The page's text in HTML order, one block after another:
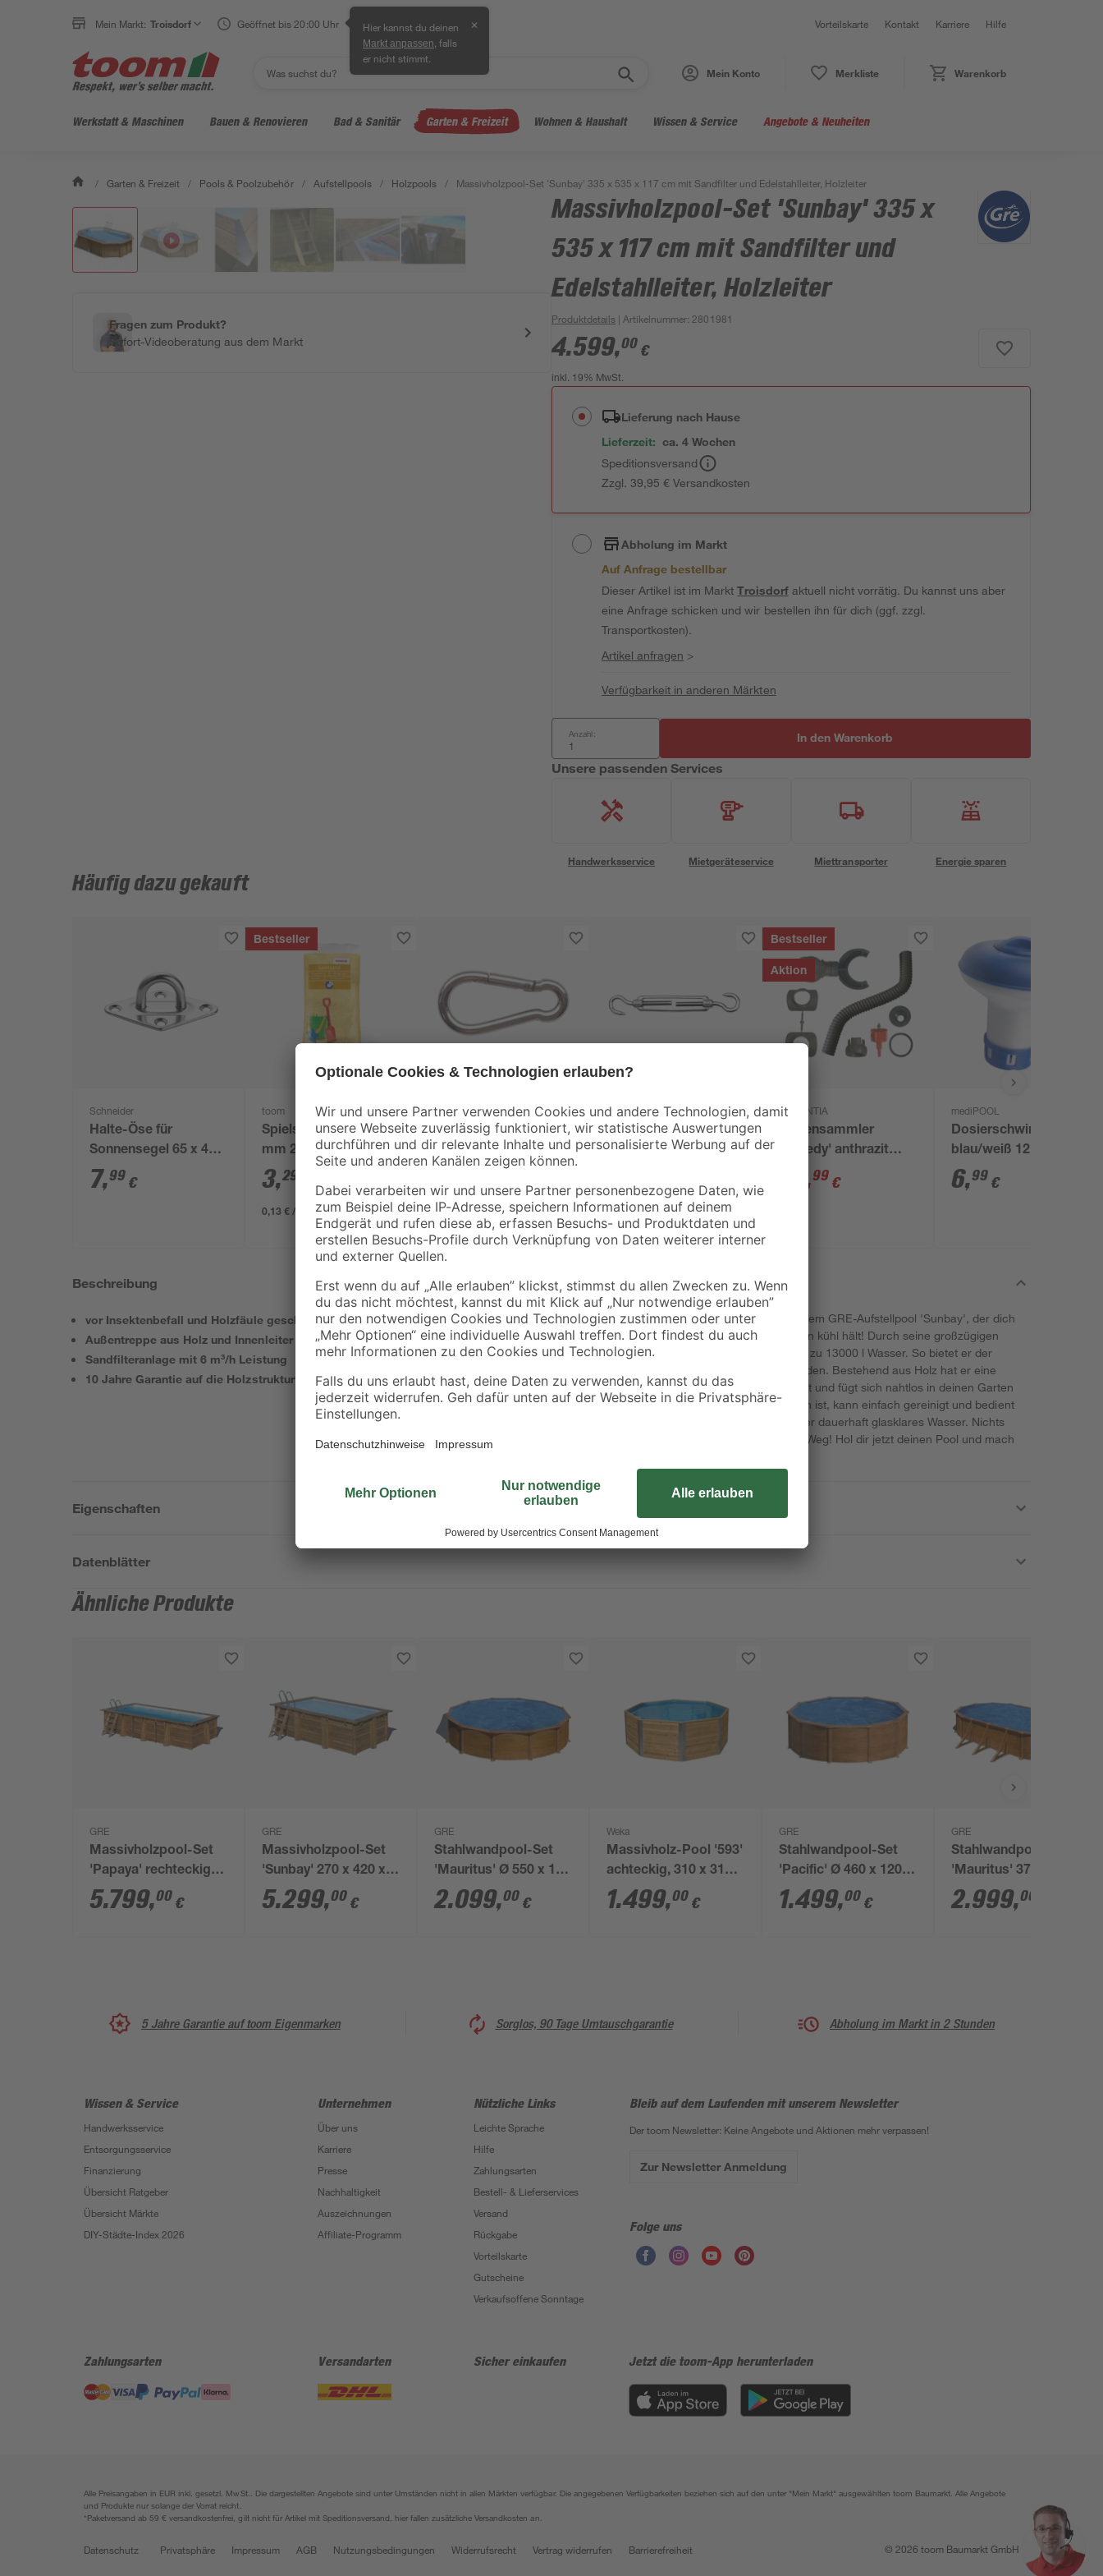
Mein Markt: Troisdorf Geöffnet bis 20:00 Uhr Hier kannst du deinen
Markt anpassen , falls
er nicht stimmt.
✕ Vorteilskarte Kontakt Karriere Hilfe
Mein Konto Merkliste Warenkorb
Werkstatt & Maschinen Bauen & Renovieren Bad & Sanitär Garten & Freizeit Wohnen & Haushalt Wissen & Service Angebote & Neuheiten
/ Garten & Freizeit / Pools & Poolzubehör / Aufstellpools / Holzpools / Massivholzpool-Set 'Sunbay' 335 x 535 x 117 cm mit Sandfilter und Edelstahlleiter, Holzleiter
Fragen zum Produkt?
Sofort-Videoberatung aus dem Markt
Massivholzpool-Set 'Sunbay' 335 x
535 x 117 cm mit Sandfilter und
Edelstahlleiter, Holzleiter
Produktdetails | Artikelnummer: 2801981
4.599,00 €
inkl. 19% MwSt.
Lieferung nach Hause
Lieferzeit: ca. 4 Wochen
Speditionsversand
Zzgl. 39,95 € Versandkosten
Abholung im Markt
Auf Anfrage bestellbar
Dieser Artikel ist im MarktTroisdorfaktuell nicht vorrätig. Du kannst uns aber
eine Anfrage schicken und wir bestellen ihn für dich (ggf. zzgl.
Transportkosten).
Artikel anfragen >
Verfügbarkeit in anderen Märkten
Anzahl: In den Warenkorb
Unsere passenden Services
Handwerksservice Mietgeräteservice Miettransporter Energie sparen
Häufig dazu gekauft
Schneider
Halte-Öse für
Sonnensegel 65 x 40 x
28 mm
7,99 €
Bestseller
toom
Spielsand beige 0-2
mm 25 kg
3,29
0,13 € / Kilogramm
Schneider
Karabinerhaken für
Sonnensegel Ø 6 x 60
mm
6, €
Schneider
Spannanker für
Sonnensegel 150-218
7,
Bestseller
Aktion
GARANTIA
Regensammler
'Speedy' anthrazit
inkl. Zubehör
,99 €
mediPOOL
Dosierschwimmer
blau/weiß 12 x 12 cm,
für 20 g Tabs
6,99 €
Beschreibung
vor Insektenbefall und Holzfäule geschütztes Echtkiefernholz
Außentreppe aus Holz und Innenleiter aus Edelstahl
Sandfilteranlage mit 6 m³/h Leistung
10 Jahre Garantie auf die Holzstruktur
Tauche ein in den erfrischenden Badespaß mit dem GRE-Aufstellpool 'Sunbay', der dich
auch an heißen Sommertagen im eigenen Garten kühl hält! Durch seine großzügigen
Maße von 535 x 335 x 117 cm fasst der Pool bis zu 13000 l Wasser. So bietet er der
ganzen Familie viel Platz für entspannende Stunden. Bestehend aus Holz hat er eine
ansprechende Optik sowie eine lange Haltbarkeit und fügt sich nahtlos in deinen Garten
ein. Der Sandfilter, der im Lieferumfang enthalten ist, kann einfach gereinigt und bedient
werden. Mit einer Leistung von 6000 l/h schafft er dauerhaft glasklares Wasser. Nichts
steht einer Erfrischung im kühlen Nass mehr im Weg! Hol dir jetzt deinen Pool und mach
Eigenschaften
Datenblätter
Ähnliche Produkte
GRE
Massivholzpool-Set
'Papaya' rechteckig
520 × 320 × 133 cm
5.799,00 €
GRE
Massivholzpool-Set
'Sunbay' 270 x 420 x
117 cm mit Sandfilter
und Edelstahlleiter,
5.299,00 €
GRE
Stahlwandpool-Set
'Mauritus' Ø 550 x 132
cm mit
Sicherheitsleiter und
2.099,00 €
Weka
Massivholz-Pool '593'
achteckig, 310 x 310 x
116 cm
1.499,00 €
GRE
Stahlwandpool-Set
'Pacific' Ø 460 x 120
cm mit
Sicherheitsleiter und
1.499,00 €
GRE
Stahlwandpool-Set
'Mauritus' 375 x 730 x
132 cm mit Sandfilter
und Sicherheitsleiter
2.999,00
5 Jahre Garantie auf toom Eigenmarken Sorglos, 90 Tage Umtauschgarantie Abholung im Markt in 2 Stunden
Wissen & Service
Handwerksservice
Entsorgungsservice
Finanzierung
Übersicht Ratgeber
Übersicht Märkte
DIY-Städte-Index 2026
Unternehmen
Über uns
Karriere
Presse
Nachhaltigkeit
Auszeichnungen
Affiliate-Programm
Nützliche Links
Leichte Sprache
Hilfe
Zahlungsarten
Bestell- & Lieferservices
Versand
Rückgabe
Vorteilskarte
Gutscheine
Verkaufsoffene Sonntage
Bleib auf dem Laufenden mit unserem Newsletter
Der toom Newsletter: Keine Angebote und Aktionen mehr verpassen!
Zur Newsletter Anmeldung
Folge uns
Zahlungsarten Versandarten Sicher einkaufen Jetzt die toom-App herunterladen
Alle Preisangaben in EUR inkl. gesetzl. MwSt.. Die dargestellten Angebote sind unter Umständen nicht in allen Märkten verfügbar. Die angegebenen Verfügbarkeiten beziehen sich auf den unter "Mein Markt" ausgewählten toom Baumarkt. Alle Angebote
und Produkte nur solange der Vorrat reicht.
*Paketversand ab 59 € versandkostenfrei, gilt nicht für Artikel mit Speditionsversand, hier fallen zusätzliche Versandkosten an.
Datenschutz Privatsphäre Impressum AGB Nutzungsbedingungen Widerrufsrecht Vertrag widerrufen Barrierefreiheit © 2026 toom Baumarkt GmbH